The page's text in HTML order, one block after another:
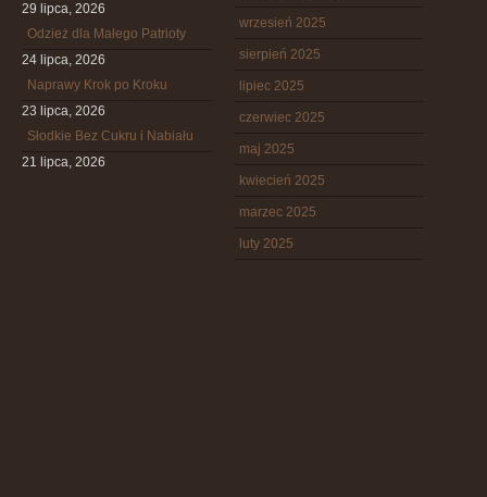
29 lipca, 2026
Odzież dla Małego Patrioty
24 lipca, 2026
Naprawy Krok po Kroku
23 lipca, 2026
Słodkie Bez Cukru i Nabiału
21 lipca, 2026
wrzesień 2025
sierpień 2025
lipiec 2025
czerwiec 2025
maj 2025
kwiecień 2025
marzec 2025
luty 2025